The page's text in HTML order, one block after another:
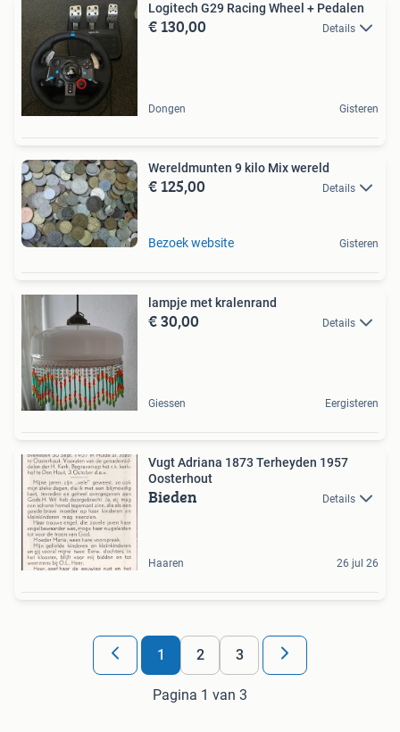
Logitech G29 Racing Wheel + Pedalen
€ 130,00 Details
Dongen Gisteren
Wereldmunten 9 kilo Mix wereld
€ 125,00 Details
Bezoek website Gisteren
lampje met kralenrand
€ 30,00 Details
Giessen Eergisteren
Vugt Adriana 1873 Terheyden 1957
Oosterhout
Bieden Details
Haaren 26 jul 26
1 2 3
Pagina 1 van 3